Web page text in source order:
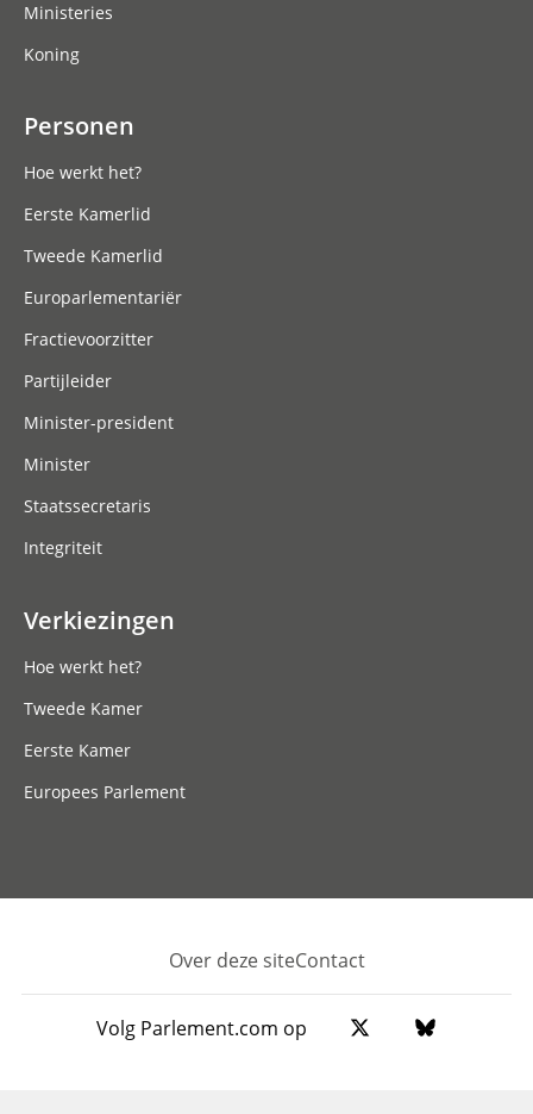
Ministeries
Koning
Personen
Hoe werkt het?
Eerste Kamerlid
Tweede Kamerlid
Europarlementariër
Fractievoorzitter
Partijleider
Minister-president
Minister
Staatssecretaris
Integriteit
Verkiezingen
Hoe werkt het?
Tweede Kamer
Eerste Kamer
Europees Parlement
Footer
Over deze siteContact
Volg Parlement.com op